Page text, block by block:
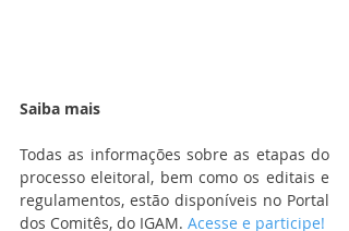
Saiba mais
Todas as informações sobre as etapas do
processo eleitoral, bem como os editais e
regulamentos, estão disponíveis no Portal
dos Comitês, do IGAM. Acesse e participe!